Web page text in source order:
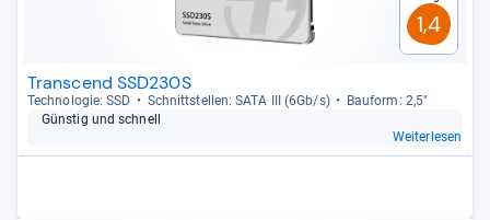
1,4
Transcend SSD230S
Tech­no­lo­gie: SSD Schnitt­stel­len: SATA III (6Gb/s)
Bau­form: 2,5"
Güns­tig und schnell
Weiterlesen